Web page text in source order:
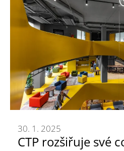
CTP rozšiřuje své
30. 1. 2025